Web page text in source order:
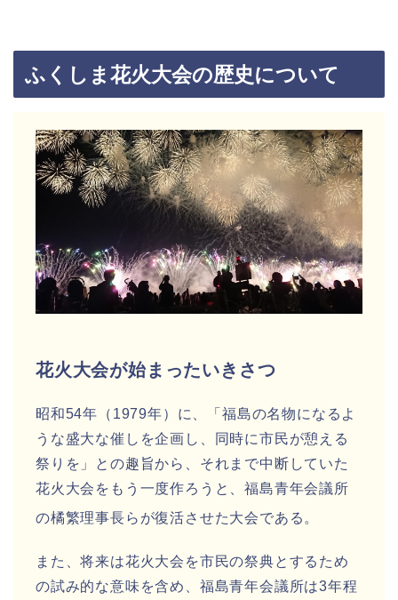
ふくしま花火大会の歴史について
花火大会が始まったいきさつ
昭和54年（1979年）に、「福島の名物になるよ
うな盛大な催しを企画し、同時に市民が憩える
祭りを」との趣旨から、それまで中断していた
花火大会をもう一度作ろうと、福島青年会議所
の橘繁理事長らが復活させた大会である。
また、将来は花火大会を市民の祭典とするため
の試み的な意味を含め、福島青年会議所は3年程